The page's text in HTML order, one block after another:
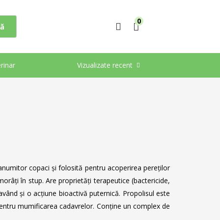
0
Vizualizate recent
copaci și folosită pentru acoperirea pereților
în stup. Are proprietăți terapeutice (bactericide,
și o acțiune bioactivă puternică. Propolisul este
mumificarea cadavrelor. Conține un complex de